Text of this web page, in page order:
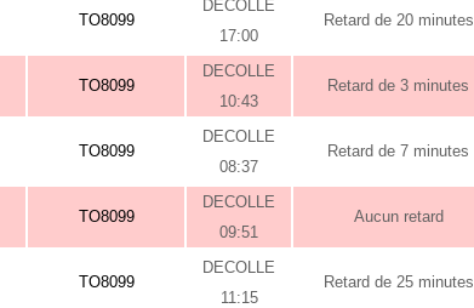
TO8099
DECOLLE
17:00
Retard de 20 minutes
TO8099
DECOLLE
10:43
Retard de 3 minutes
TO8099
DECOLLE
08:37
Retard de 7 minutes
TO8099
DECOLLE
09:51
Aucun retard
TO8099
DECOLLE
11:15
Retard de 25 minutes